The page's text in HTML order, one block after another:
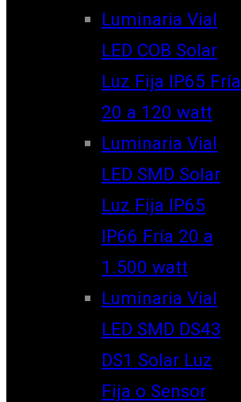
Luminaria Vial
LED COB Solar
Luz Fija IP65 Fría
20 a 120 watt
Luminaria Vial
LED SMD Solar
Luz Fija IP65
IP66 Fría 20 a
1.500 watt
Luminaria Vial
LED SMD DS43
DS1 Solar Luz
Fija o Sensor